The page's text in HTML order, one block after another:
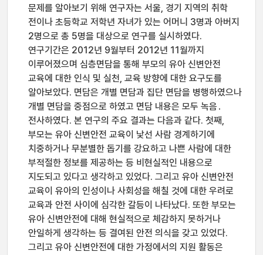
문제를 알아보기 위해 연구자는 서울, 경기 지역의 취학
전이나 초등학교 저학년 자녀가 있는 어머니 3명과 아버지
2명으로 총 5명을 대상으로 연구를 실시하였다.
연구기간은 2012년 9월부터 2012년 11월까지
이루어졌으며 심층면담을 통해 부모의 유아 신변안전
교육에 대한 인식 및 실천, 교육 방향에 대한 요구도를
알아보았다. 면담은 개별 면담과 집단 면담을 병행하였으나
개별 면담을 중점으로 하였고 면담 내용은 모두 녹음․
전사하였다. 본 연구의 주요 결과는 다음과 같다. 첫째,
부모는 유아 신변안전 교육이 낯선 사람 경계하기에
치중하거나 무분별한 돕기를 강요하고 나쁜 사람에 대한
부적절한 정보를 제공하는 등 비현실적인 내용으로
지도되고 있다고 생각하고 있었다. 그리고 유아 신변안전
교육이 유아의 인성이나 사회성을 해칠 것에 대한 우려로
교육과 안전 사이에 심각한 갈등이 나타났다. 또한 부모는
유아 신변안전에 대해 현실적으로 체감하지 못하거나
안일하게 생각하는 등 결여된 안전 의식을 갖고 있었다.
그리고 유아 신변안전에 대한 가정에서의 지원 활동은